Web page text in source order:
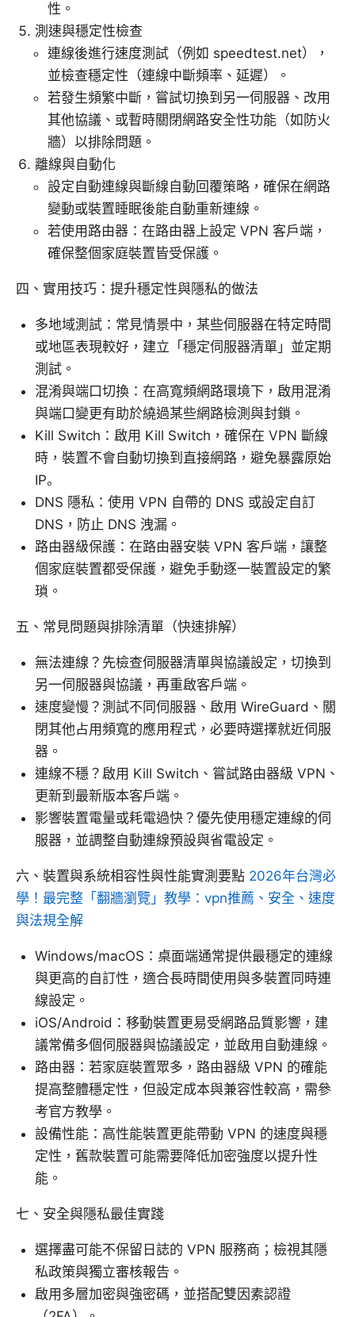
性。
測速與穩定性檢查
連線後進行速度測試（例如 speedtest.net），
並檢查穩定性（連線中斷頻率、延遲）。
若發生頻繁中斷，嘗試切換到另一伺服器、改用
其他協議、或暫時關閉網路安全性功能（如防火
牆）以排除問題。
離線與自動化
設定自動連線與斷線自動回覆策略，確保在網路
變動或裝置睡眠後能自動重新連線。
若使用路由器：在路由器上設定 VPN 客戶端，
確保整個家庭裝置皆受保護。
四、實用技巧：提升穩定性與隱私的做法
多地域測試：常見情景中，某些伺服器在特定時間
或地區表現較好，建立「穩定伺服器清單」並定期
測試。
混淆與端口切換：在高寬頻網路環境下，啟用混淆
與端口變更有助於繞過某些網路檢測與封鎖。
Kill Switch：啟用 Kill Switch，確保在 VPN 斷線
時，裝置不會自動切換到直接網路，避免暴露原始
IP。
DNS 隱私：使用 VPN 自帶的 DNS 或設定自訂
DNS，防止 DNS 洩漏。
路由器級保護：在路由器安裝 VPN 客戶端，讓整
個家庭裝置都受保護，避免手動逐一裝置設定的繁
瑣。
五、常見問題與排除清單（快速排解）
無法連線？先檢查伺服器清單與協議設定，切換到
另一伺服器與協議，再重啟客戶端。
速度變慢？測試不同伺服器、啟用 WireGuard、關
閉其他占用頻寬的應用程式，必要時選擇就近伺服
器。
連線不穩？啟用 Kill Switch、嘗試路由器級 VPN、
更新到最新版本客戶端。
影響裝置電量或耗電過快？優先使用穩定連線的伺
服器，並調整自動連線預設與省電設定。
六、裝置與系統相容性與性能實測要點 2026年台灣必
學！最完整「翻牆瀏覽」教學：vpn推薦、安全、速度
與法規全解
Windows/macOS：桌面端通常提供最穩定的連線
與更高的自訂性，適合長時間使用與多裝置同時連
線設定。
iOS/Android：移動裝置更易受網路品質影響，建
議常備多個伺服器與協議設定，並啟用自動連線。
路由器：若家庭裝置眾多，路由器級 VPN 的確能
提高整體穩定性，但設定成本與兼容性較高，需參
考官方教學。
設備性能：高性能裝置更能帶動 VPN 的速度與穩
定性，舊款裝置可能需要降低加密強度以提升性
能。
七、安全與隱私最佳實踐
選擇盡可能不保留日誌的 VPN 服務商；檢視其隱
私政策與獨立審核報告。
啟用多層加密與強密碼，並搭配雙因素認證